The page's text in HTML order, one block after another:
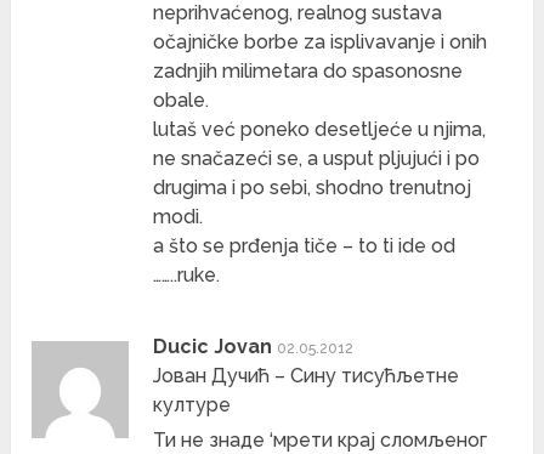
neprihvaćenog, realnog sustava
očajničke borbe za isplivavanje i onih
zadnjih milimetara do spasonosne
obale.
lutaš već poneko desetljeće u njima,
ne snačazeći se, a usput pljujući i po
drugima i po sebi, shodno trenutnoj
modi.
a što se prđenja tiče – to ti ide od
……..ruke.
Ducic Jovan 02.05.2012
Јован Дучић – Сину тисућљетне
културе
Ти не знаде ‘мрети крај сломљеног